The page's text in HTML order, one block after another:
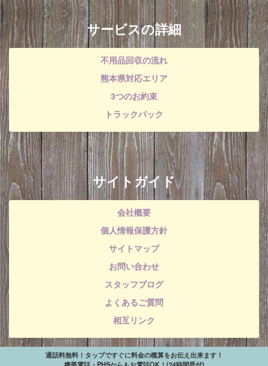
サービスの詳細
不用品回収の流れ
熊本県対応エリア
3つのお約束
トラックパック
サイトガイド
会社概要
個人情報保護方針
サイトマップ
お問い合わせ
スタッフブログ
よくあるご質問
相互リンク
通話料無料！タップですぐに料金の概算をお伝え出来ます！